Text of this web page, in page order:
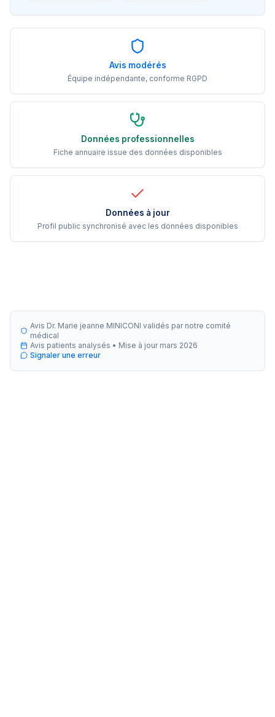
Avis modérés
Équipe indépendante, conforme RGPD
Données professionnelles
Fiche annuaire issue des données disponibles
Données à jour
Profil public synchronisé avec les données disponibles
Avis Dr. Marie jeanne MINICONI validés par notre comité
médical
Avis patients analysés • Mise à jour mars 2026
Signaler une erreur